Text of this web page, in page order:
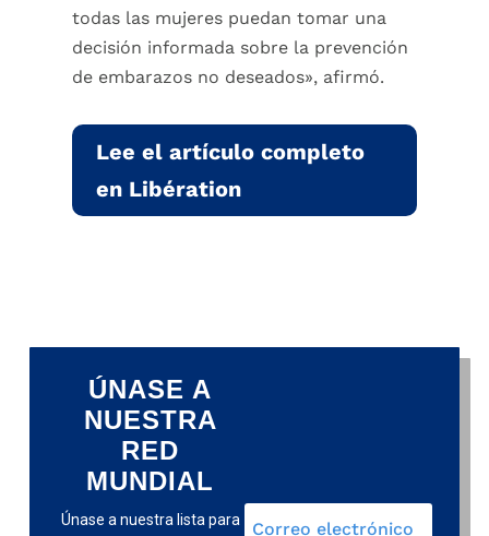
todas las mujeres puedan tomar una
decisión informada sobre la prevención
de embarazos no deseados», afirmó.
Lee el artículo completo
en Libération
ÚNASE A
NUESTRA
RED
MUNDIAL
Únase a nuestra lista para